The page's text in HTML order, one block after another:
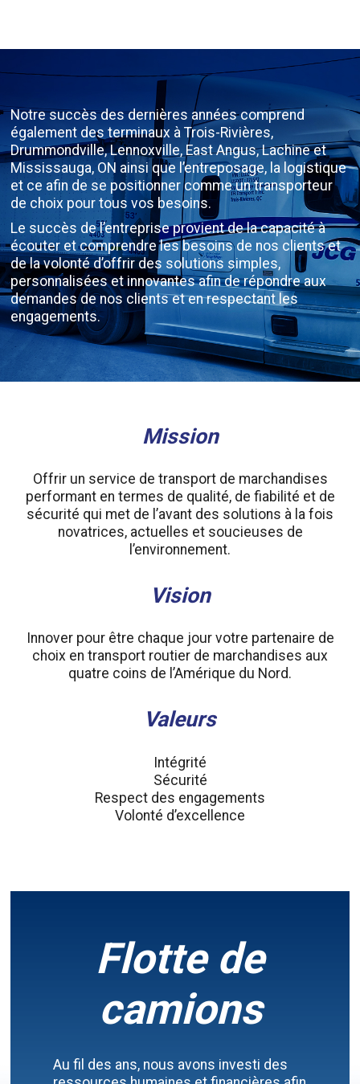
Notre succès des dernières années comprend
également des terminaux à Trois-Rivières,
Drummondville, Lennoxville, East Angus, Lachine et
Mississauga, ON ainsi que l’entreposage, la logistique
et ce afin de se positionner comme un transporteur
de choix pour tous vos besoins.
Le succès de l’entreprise provient de la capacité à
écouter et comprendre les besoins de nos clients et
de la volonté d’offrir des solutions simples,
personnalisées et innovantes afin de répondre aux
demandes de nos clients et en respectant les
engagements.
Mission
Offrir un service de transport de marchandises
performant en termes de qualité, de fiabilité et de
sécurité qui met de l’avant des solutions à la fois
novatrices, actuelles et soucieuses de
l’environnement.
Vision
Innover pour être chaque jour votre partenaire de
choix en transport routier de marchandises aux
quatre coins de l’Amérique du Nord.
Valeurs
Intégrité
Sécurité
Respect des engagements
Volonté d’excellence
Flotte de
camions
Au fil des ans, nous avons investi des